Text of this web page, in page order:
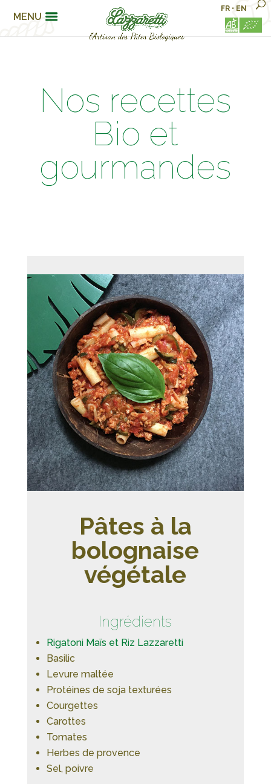
MENU
FR • EN
Nos recettes
Bio et
gourmandes
Pâtes à la
bolognaise
végétale
Ingrédients
Rigatoni Maïs et Riz Lazzaretti
Basilic
Levure maltée
Protéines de soja texturées
Courgettes
Carottes
Tomates
Herbes de provence
Sel, poivre